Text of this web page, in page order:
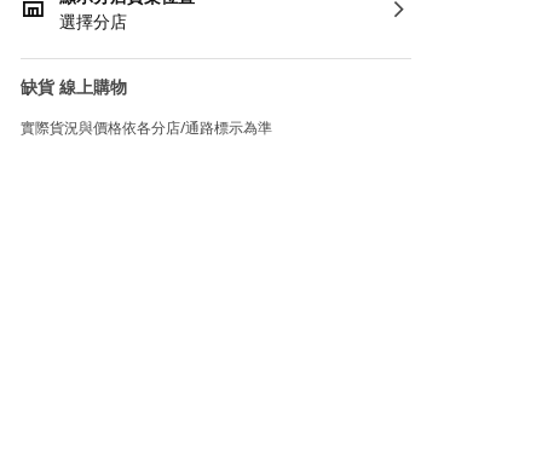
選擇分店
缺貨 線上購物
實際貨況與價格依各分店/通路標示為準